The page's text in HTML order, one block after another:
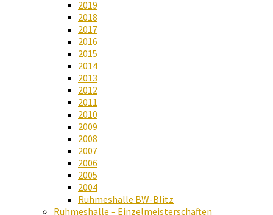
2019
2018
2017
2016
2015
2014
2013
2012
2011
2010
2009
2008
2007
2006
2005
2004
Ruhmeshalle BW-Blitz
Ruhmeshalle – Einzelmeisterschaften